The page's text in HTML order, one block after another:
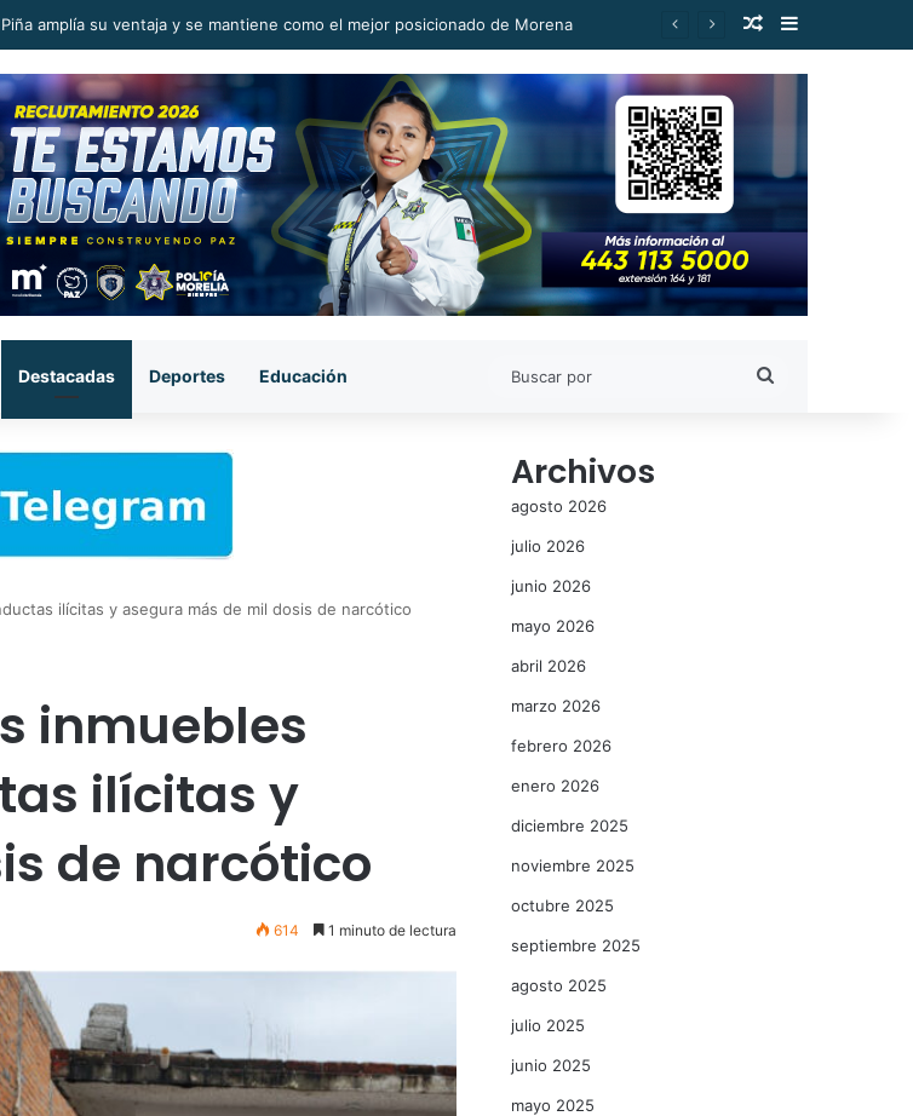
amplía su ventaja y se mantiene como el mejor posicionado de Morena Publicación al
Barra lateral
Destacadas Deportes Educación
ilícitas y asegura más de mil dosis de narcótico
inmuebles
ilícitas y
de narcótico
614 1 minuto de lectura
Archivos
agosto 2026
julio 2026
junio 2026
mayo 2026
abril 2026
marzo 2026
febrero 2026
enero 2026
diciembre 2025
noviembre 2025
octubre 2025
septiembre 2025
agosto 2025
julio 2025
junio 2025
mayo 2025